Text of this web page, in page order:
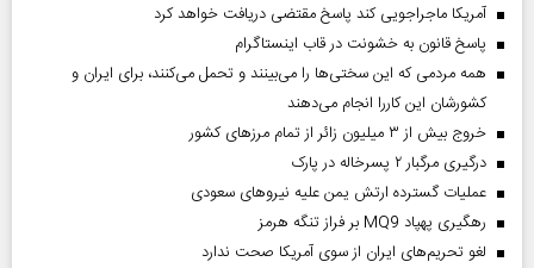
آمریکا ماجراجویی کند پاسخ مقتضی دریافت خواهد کرد
پاسخ قانون به خشونت در قاب اینستاگرام
همه مردمی که این سختی‌ها را می‌بینند و تحمل می‌کنند، برای ایران و
کشورشان این کاررا انجام می‌دهند
خروج بیش از ۳ میلیون زائر از تمام مرز‌های کشور
درگیری مرگبار ۲ پسرخاله در پارک
عملیات گسترده ارتش یمن علیه نیروهای سعودی
رهگیری پهپاد MQ9 بر فراز تنگه هرمز
لغو تحریم‌های ایران از سوی آمریکا صحت ندارد